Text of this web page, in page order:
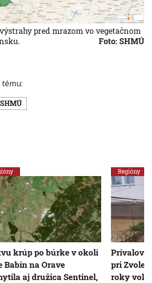
pred mrazom vo vegetačnom
Foto: SHMÚ
SHMÚ
krúp po búrke v okolí
Babín na Orave
aj družica Sentinel,
Regióny
Prívalový
pri
roky